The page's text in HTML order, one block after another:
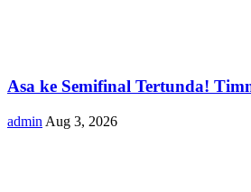
Asa ke Semifinal Tertunda!
admin Aug 3, 2026